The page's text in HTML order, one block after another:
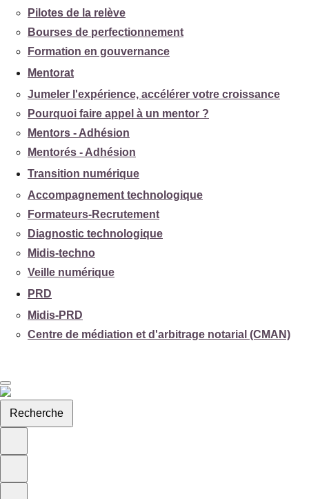
Pilotes de la relève
Bourses de perfectionnement
Formation en gouvernance
Mentorat
Jumeler l'expérience, accélérer votre croissance
Pourquoi faire appel à un mentor ?
Mentors - Adhésion
Mentorés - Adhésion
Transition numérique
Accompagnement technologique
Formateurs-Recrutement
Diagnostic technologique
Midis-techno
Veille numérique
PRD
Midis-PRD
Centre de médiation et d'arbitrage notarial (CMAN)
Recherche